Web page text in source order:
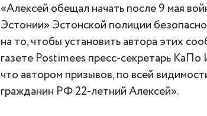
«Алексей обещал начать после 9 мая
Эстонии» Эстонской полиции
на то, чтобы установить автора этих
газете Postimees пресс-секретарь
что автором призывов, по всей
гражданин РФ 22-летний Алексей».